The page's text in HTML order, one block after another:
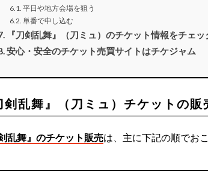
平日や地方会場を狙う
単番で申し込む
『刀剣乱舞』（刀ミュ）のチケット情報をチェッ
安心・安全のチケット売買サイトはチケジャム
剣乱舞』（刀ミュ）チケットの
剣乱舞』のチケット販売は、主に下記の順でお